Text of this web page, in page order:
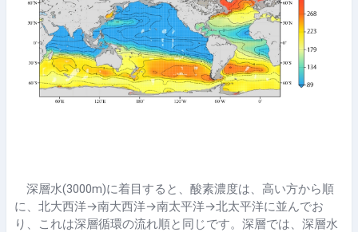
深層水(3000m)に着目すると、酸素濃度は、高い方から順
に、北大西洋→南大西洋→南太平洋→北太平洋に並んでお
り、これは深層循環の流れ順と同じです。深層では、深層水